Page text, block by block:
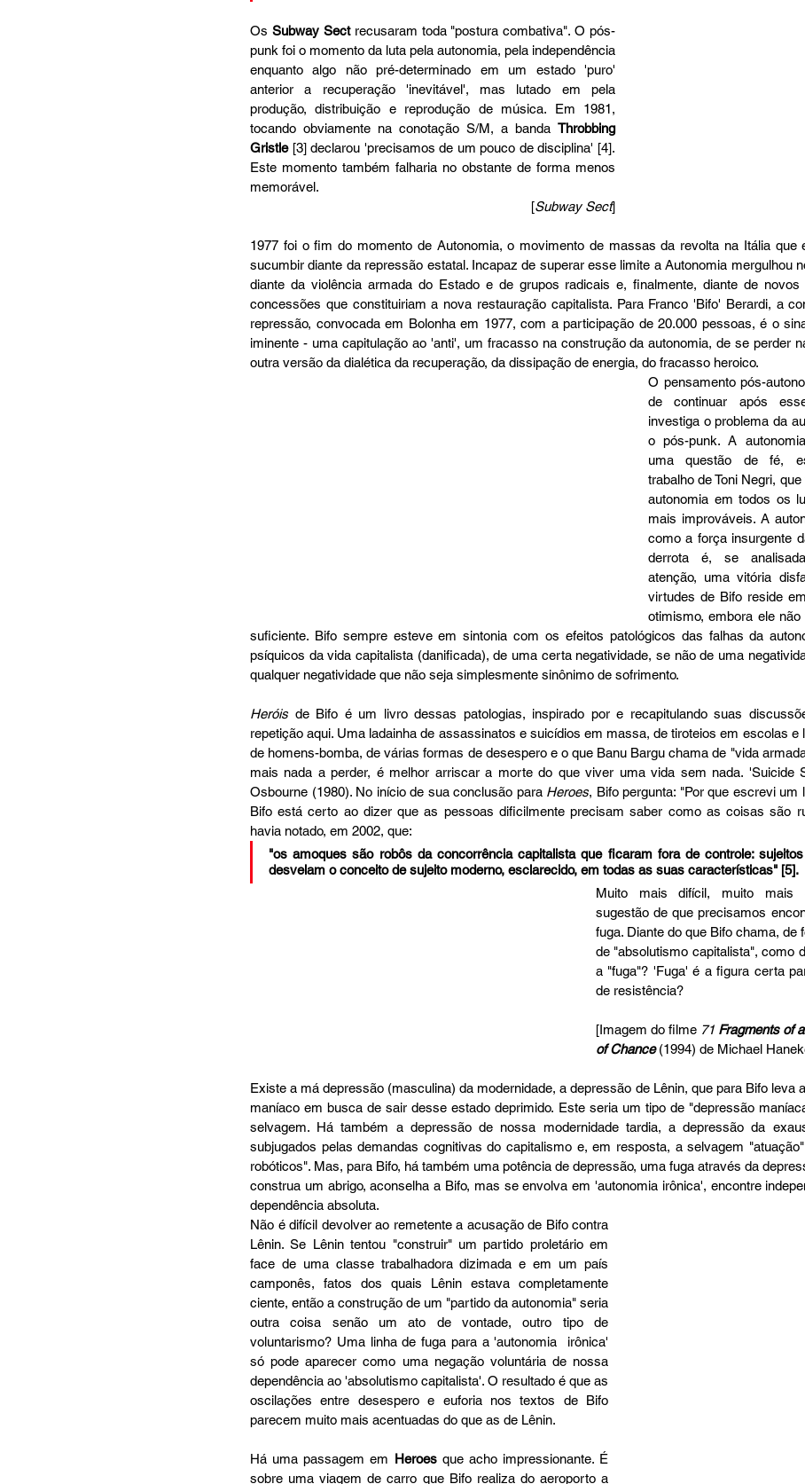
Os Subway Sect recusaram toda "postura combativa". O pós-
punk foi o momento da luta pela autonomia, pela independência
enquanto algo não pré-determinado em um estado 'puro'
anterior a recuperação 'inevitável', mas lutado em pela
produção, distribuição e reprodução de música. Em 1981,
tocando obviamente na conotação S/M, a banda Throbbing
Gristle [3] declarou 'precisamos de um pouco de disciplina' [4].
Este momento também falharia no obstante de forma menos
memorável.
[Subway Sect]
1977 foi o fim do momento de Autonomia, o movimento de massas da revolta na Itália que
sucumbir diante da repressão estatal. Incapaz de superar esse limite a Autonomia mergulhou
diante da violência armada do Estado e de grupos radicais e, finalmente, diante de
concessões que constituiriam a nova restauração capitalista. Para Franco 'Bifo' Berardi, a
repressão, convocada em Bolonha em 1977, com a participação de 20.000 pessoas, é o
iminente - uma capitulação ao 'anti', um fracasso na construção da autonomia, de se perder
outra versão da dialética da recuperação, da dissipação de energia, do fracasso heroico.
O pensamento pós-
de continuar após
investiga o problema da
o pós-punk. A
uma questão de fé,
trabalho de Toni Negri,
autonomia em todos os
mais improváveis. A
como a força insurgente
derrota é, se
atenção, uma vitória
virtudes de Bifo reside
otimismo, embora ele
suficiente. Bifo sempre esteve em sintonia com os efeitos patológicos das falhas da
psíquicos da vida capitalista (danificada), de uma certa negatividade, se não de uma
qualquer negatividade que não seja simplesmente sinônimo de sofrimento.
Heróis de Bifo é um livro dessas patologias, inspirado por e recapitulando suas
repetição aqui. Uma ladainha de assassinatos e suicídios em massa, de tiroteios em escolas e
de homens-bomba, de várias formas de desespero e o que Banu Bargu chama de "vida
mais nada a perder, é melhor arriscar a morte do que viver uma vida sem nada. 'Suicide
Osbourne (1980). No início de sua conclusão para Heroes, Bifo pergunta: "Por que escrevi um
Bifo está certo ao dizer que as pessoas dificilmente precisam saber como as coisas são
havia notado, em 2002, que:
"os amoques são robôs da concorrência capitalista que ficaram fora de controle:
desvelam o conceito de sujeito moderno, esclarecido, em todas as suas características" [5].
Muito mais difícil, muito mais
sugestão de que precisamos
fuga. Diante do que Bifo chama, de
de "absolutismo capitalista", como
a "fuga"? 'Fuga' é a figura certa
de resistência?
[Imagem do filme 71 Fragments of
of Chance (1994) de Michael
Existe a má depressão (masculina) da modernidade, a depressão de Lênin, que para Bifo leva
maníaco em busca de sair desse estado deprimido. Este seria um tipo de "depressão
selvagem. Há também a depressão de nossa modernidade tardia, a depressão da
subjugados pelas demandas cognitivas do capitalismo e, em resposta, a selvagem
robóticos". Mas, para Bifo, há também uma potência de depressão, uma fuga através da
construa um abrigo, aconselha a Bifo, mas se envolva em 'autonomia irônica', encontre
dependência absoluta.
Não é difícil devolver ao remetente a acusação de Bifo contra
Lênin. Se Lênin tentou "construir" um partido proletário em
face de uma classe trabalhadora dizimada e em um país
camponês, fatos dos quais Lênin estava completamente
ciente, então a construção de um "partido da autonomia" seria
outra coisa senão um ato de vontade, outro tipo de
voluntarismo? Uma linha de fuga para a 'autonomia  irônica'
só pode aparecer como uma negação voluntária de nossa
dependência ao 'absolutismo capitalista'. O resultado é que as
oscilações entre desespero e euforia nos textos de Bifo
parecem muito mais acentuadas do que as de Lênin.
Há uma passagem em Heroes que acho impressionante. É
sobre uma viagem de carro que Bifo realiza do aeroporto a